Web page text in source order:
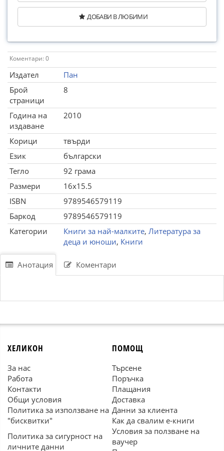
ДОБАВИ В ЛЮБИМИ
Коментари: 0
Издател
Пан
Брой
страници
8
Година на
издаване
2010
Корици
твърди
Език
български
Тегло
92 грама
Размери
16x15.5
ISBN
9789546579119
Баркод
9789546579119
Категории
Книги за най-малките, Литература за
деца и юноши, Книги
Анотация Коментари
ХЕЛИКОН
За нас
Работа
Контакти
Общи условия
Политика за използване на
"бисквитки"
Политика за сигурност на
личните данни
ПОМОЩ
Търсене
Поръчка
Плащания
Доставка
Данни за клиента
Как да свалим е-книги
Условия за ползване на
ваучер